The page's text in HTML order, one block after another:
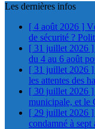
Les dernières infos
[ 4 août 2026 ]
de sécurité ?
[ 31 juillet 2026 ]
du 4 au 6 août
[ 31 juillet 2026 ]
les attentes des
[ 30 juillet 2026 ]
municipale, et le
[ 29 juillet 2026 ]
condamné à